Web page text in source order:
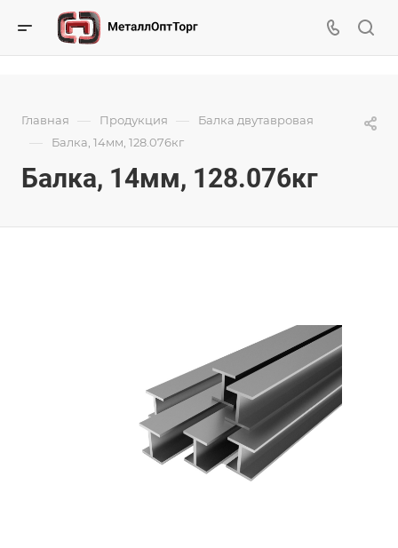
Главная — Продукция — Балка двутавровая
— Балка, 14мм, 128.076кг
Балка, 14мм, 128.076кг